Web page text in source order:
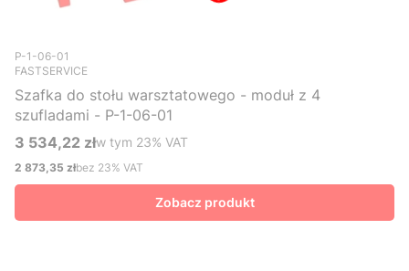
Kod produktu
P-1-06-01
FASTSERVICE
Szafka do stołu warsztatowego - moduł z 4
szufladami - P-1-06-01
Cena brutto
3 534,22 złw tym %s VAT
w tym 23% VAT
Cena netto
2 873,35 złbez 23% VAT
Zobacz produkt